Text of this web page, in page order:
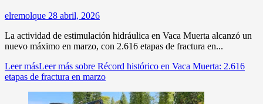
elremolque 28 abril, 2026
La actividad de estimulación hidráulica en Vaca Muerta alcanzó un
nuevo máximo en marzo, con 2.616 etapas de fractura en...
Leer másLeer más sobre Récord histórico en Vaca Muerta: 2.616
etapas de fractura en marzo